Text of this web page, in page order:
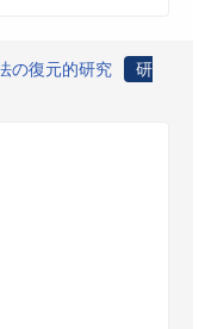
の復元的研究
研